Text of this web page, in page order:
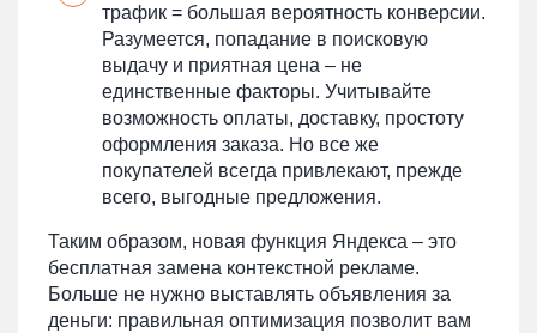
трафик = большая вероятность конверсии.
Разумеется, попадание в поисковую
выдачу и приятная цена – не
единственные факторы. Учитывайте
возможность оплаты, доставку, простоту
оформления заказа. Но все же
покупателей всегда привлекают, прежде
всего, выгодные предложения.
Таким образом, новая функция Яндекса – это
бесплатная замена контекстной рекламе.
Больше не нужно выставлять объявления за
деньги: правильная оптимизация позволит вам